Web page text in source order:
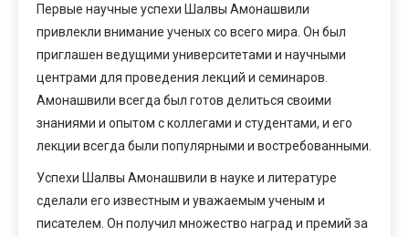
Первые научные успехи Шалвы Амонашвили
привлекли внимание ученых со всего мира. Он был
приглашен ведущими университетами и научными
центрами для проведения лекций и семинаров.
Амонашвили всегда был готов делиться своими
знаниями и опытом с коллегами и студентами, и его
лекции всегда были популярными и востребованными.
Успехи Шалвы Амонашвили в науке и литературе
сделали его известным и уважаемым ученым и
писателем. Он получил множество наград и премий за